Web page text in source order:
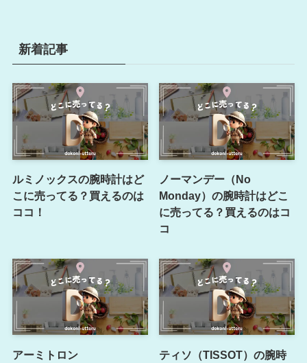
新着記事
ルミノックスの腕時計はど
こに売ってる？買えるのは
ココ！
ノーマンデー（No
Monday）の腕時計はどこ
に売ってる？買えるのはコ
コ
アーミトロン
ティソ（TISSOT）の腕時